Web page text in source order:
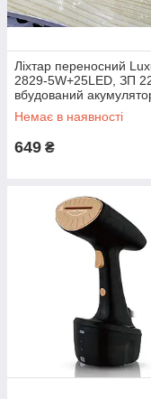
Ліхтар переносний
2829-5W+25LED, ЗП
вбудований
Немає в наявності
649 ₴